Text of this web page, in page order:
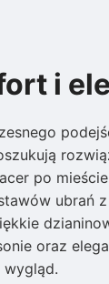
i
po
ubrań
oraz